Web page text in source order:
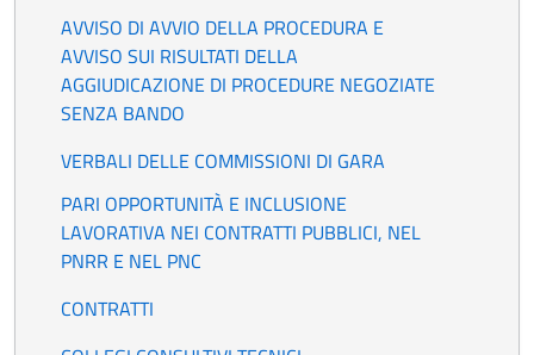
AVVISO DI AVVIO DELLA PROCEDURA E
AVVISO SUI RISULTATI DELLA
AGGIUDICAZIONE DI PROCEDURE NEGOZIATE
SENZA BANDO
VERBALI DELLE COMMISSIONI DI GARA
PARI OPPORTUNITÀ E INCLUSIONE
LAVORATIVA NEI CONTRATTI PUBBLICI, NEL
PNRR E NEL PNC
CONTRATTI